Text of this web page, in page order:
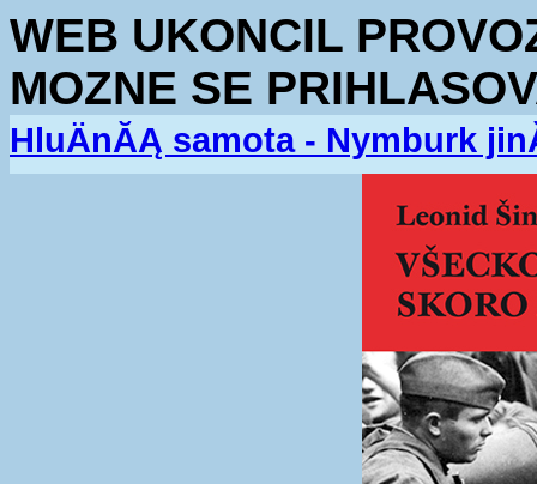
WEB UKONCIL
MOZNE SE
HluÄnĂĄ samota - Nymburk